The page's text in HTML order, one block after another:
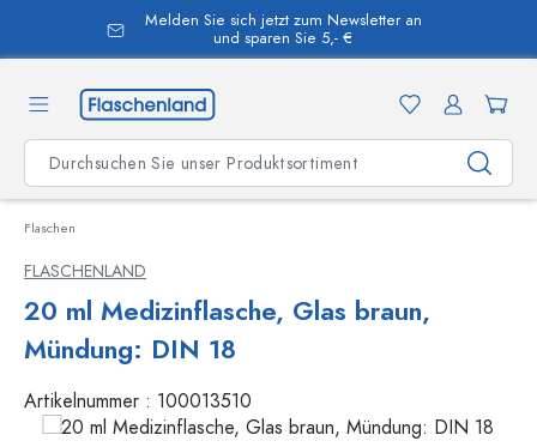
springen
Melden Sie sich jetzt zum Newsletter an
und sparen Sie 5,- €
Flaschen
FLASCHENLAND
20 ml Medizinflasche, Glas braun,
Mündung: DIN 18
Artikelnummer : 100013510